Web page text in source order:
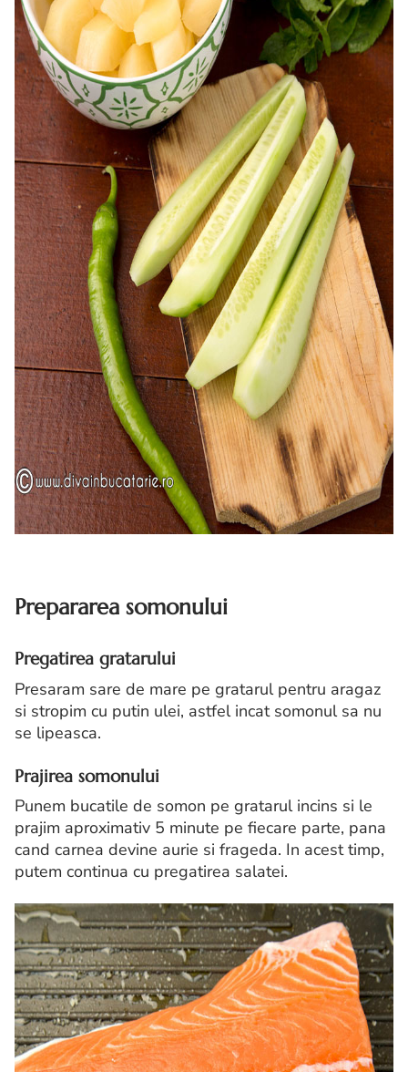
Prepararea somonului
Pregatirea gratarului
Presaram sare de mare pe gratarul pentru aragaz
si stropim cu putin ulei, astfel incat somonul sa nu
se lipeasca.
Prajirea somonului
Punem bucatile de somon pe gratarul incins si le
prajim aproximativ 5 minute pe fiecare parte, pana
cand carnea devine aurie si frageda. In acest timp,
putem continua cu pregatirea salatei.